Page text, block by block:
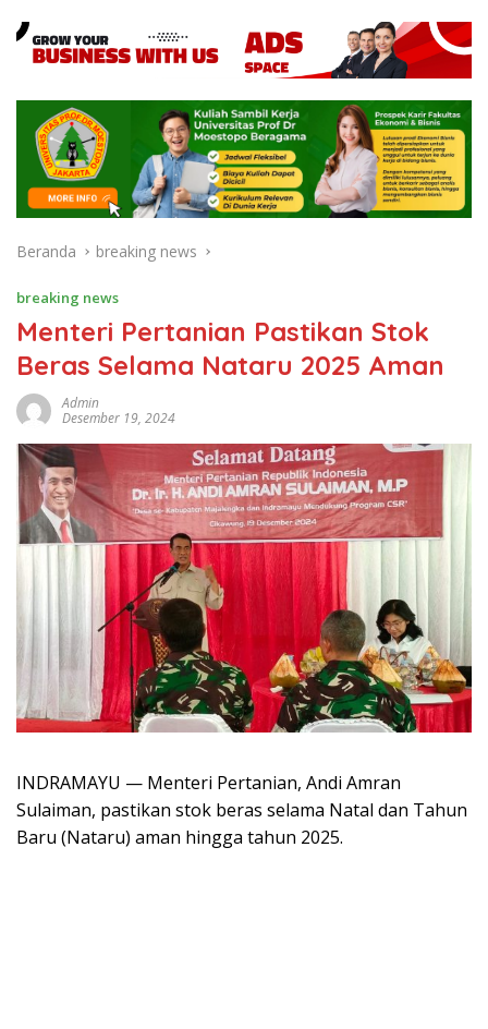
Beranda breaking news
breaking news
Menteri Pertanian Pastikan Stok
Beras Selama Nataru 2025 Aman
Admin
Desember 19, 2024
INDRAMAYU — Menteri Pertanian, Andi Amran
Sulaiman, pastikan stok beras selama Natal dan Tahun
Baru (Nataru) aman hingga tahun 2025.